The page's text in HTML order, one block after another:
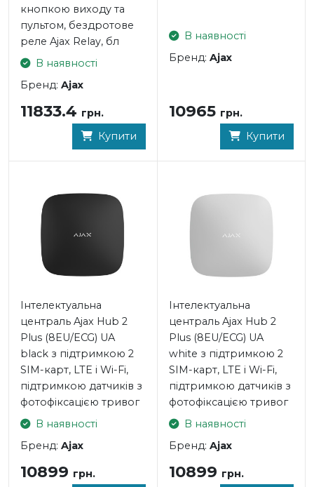
- Тип встановлення: кріплення на стіну
- Висота інсталяції: від 1,8 м до 2,4 м (рекомендована 2,2
- Захист від злому тампером: є
- Дальність передачі бездротового сигналу: 2000 м
- Частота передачі: 868 МГц
- Тип елемента живлення: батарея CR123A
- Термін роботи датчика від одного елемента
живлення: до 7 років
- Робоча вологість: до 80%
- Розміри: 110х65x50 мм
ДАТЧИК ВІДЧИНЕННЯ Ajax DoorProtect white
Тип датчика: бездротовий
- Поріг спрацьовування: 2см
- Дальність передачі бездротового сигналу: 2000 м
- Частота передачі: 868 МГц
- Потужність радіопередавача датчиків: 10 мВт
- Тип елемента живлення: батарея типу CR123A
- Термін роботи датчика від одного елемента
живлення: до 7 лет
- Робоча напруга: 3В
- Діапазон робочих температур: 0°С ~ +50°С
- Розміри: 20х90 мм
кнопкою виходу та
пультом, бездротове
реле Ajax Relay, бл
В наявності
Бренд: Ajax
11833.4 грн.
Купити
В наявності
Бренд: Ajax
10965 грн.
Купити
Інтелектуальна
централь Ajax Hub 2
Plus (8EU/ECG) UA
black з підтримкою 2
SIM-карт, LTE і Wi-Fi,
підтримкою датчиків з
фотофіксацією тривог
В наявності
Бренд: Ajax
10899 грн.
Інтелектуальна
централь Ajax Hub 2
Plus (8EU/ECG) UA
white з підтримкою 2
SIM-карт, LTE і Wi-Fi,
підтримкою датчиків з
фотофіксацією тривог
В наявності
Бренд: Ajax
10899 грн.